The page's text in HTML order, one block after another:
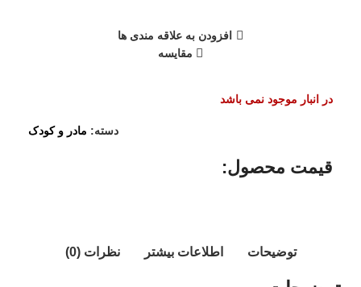
افزودن به علاقه مندی ها
مقایسه
در انبار موجود نمی باشد
دسته: مادر و کودک
قیمت محصول:​
توضیحات اطلاعات بیشتر نظرات (0)